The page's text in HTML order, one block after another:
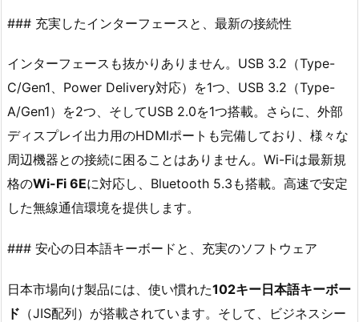
### 充実したインターフェースと、最新の接続性
インターフェースも抜かりありません。USB 3.2（Type-
C/Gen1、Power Delivery対応）を1つ、USB 3.2（Type-
A/Gen1）を2つ、そしてUSB 2.0を1つ搭載。さらに、外部
ディスプレイ出力用のHDMIポートも完備しており、様々な
周辺機器との接続に困ることはありません。Wi-Fiは最新規
格のWi-Fi 6Eに対応し、Bluetooth 5.3も搭載。高速で安定
した無線通信環境を提供します。
### 安心の日本語キーボードと、充実のソフトウェア
日本市場向け製品には、使い慣れた102キー日本語キーボー
ド （JIS配列）が搭載されています。そして、ビジネスシー